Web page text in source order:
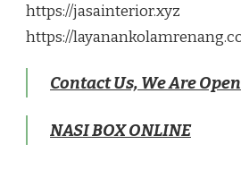
https://jasainterior.xyz
https://
Contact Us, We Are
NASI BOX ONLINE